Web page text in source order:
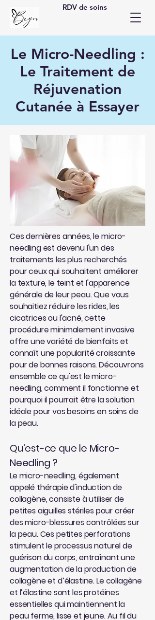
RDV de soins
Le Micro-Needling :
Le Traitement de
Réjuvenation
Cutanée à Essayer
Ces dernières années, le micro-
needling est devenu l'un des
traitements les plus recherchés
pour ceux qui souhaitent améliorer
la texture, le teint et l'apparence
générale de leur peau. Que vous
souhaitiez réduire les rides, les
cicatrices ou l'acné, cette
procédure minimalement invasive
offre une variété de bienfaits et
connaît une popularité croissante
pour de bonnes raisons. Découvrons
ensemble ce qu'est le micro-
needling, comment il fonctionne et
pourquoi il pourrait être la solution
idéale pour vos besoins en soins de
la peau.
Qu'est-ce que le Micro-
Needling ?
Le micro-needling, également
appelé thérapie d'induction de
collagène, consiste à utiliser de
petites aiguilles stériles pour créer
des micro-blessures contrôlées sur
la peau. Ces petites perforations
stimulent le processus naturel de
guérison du corps, entraînant une
augmentation de la production de
collagène et d’élastine. Le collagène
et l’élastine sont les protéines
essentielles qui maintiennent la
peau ferme, lisse et jeune. Au fil du